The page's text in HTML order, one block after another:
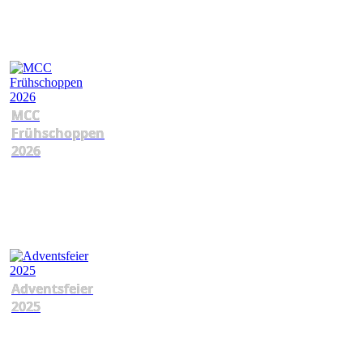
MCC
Frühschoppen
2026
Adventsfeier
2025